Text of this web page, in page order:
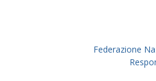
Federazione